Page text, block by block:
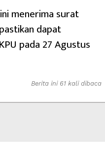
menerima surat
dapat
pada 27 Agustus
Berita ini 61 kali dibaca